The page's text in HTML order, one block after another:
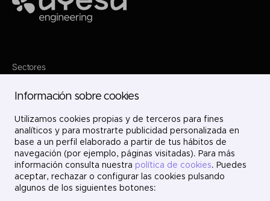
Sectores
Servicios
Proyectos
Únete
Contacto
LinkedIn
X
Instagram
YouTube
Información sobre cookies
Utilizamos cookies propias y de terceros para fines
analíticos y para mostrarte publicidad personalizada en
base a un perfil elaborado a partir de tus hábitos de
navegación (por ejemplo, páginas visitadas). Para más
información consulta nuestra política de cookies. Puedes
aceptar, rechazar o configurar las cookies pulsando
algunos de los siguientes botones: